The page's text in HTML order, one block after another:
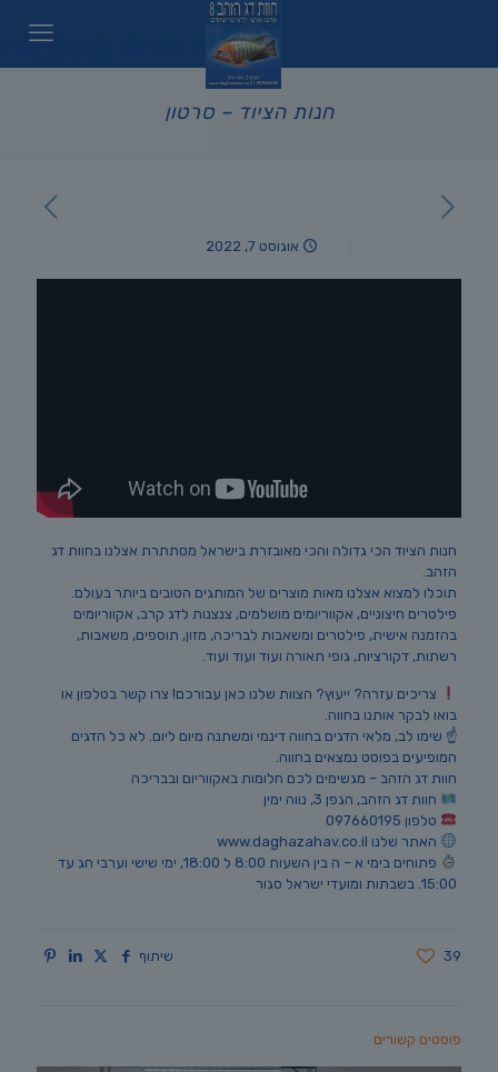
חנות הציוד – סרטון
אוגוסט 7, 2022
חנות הציוד הכי גדולה והכי מאובזרת בישראל מסתתרת אצלנו בחוות דג
הזהב.
תוכלו למצוא אצלנו מאות מוצרים של המותגים הטובים ביותר בעולם.
פילטרים חיצוניים, אקווריומים מושלמים, צנצנות לדג קרב, אקווריומים
בהזמנה אישית, פילטרים ומשאבות לבריכה, מזון, תוספים, משאבות,
רשתות, דקורציות, גופי תאורה ועוד ועוד ועוד.
צריכים עזרה? ייעוץ? הצוות שלנו כאן עבורכם! צרו קשר בטלפון או
בואו לבקר אותנו בחווה.
☝️ שימו לב, מלאי הדגים בחווה דינמי ומשתנה מיום ליום. לא כל הדגים
המופיעים בפוסט נמצאים בחווה.
חוות דג הזהב – מגשימים לכם חלומות באקווריום ובבריכה
חוות דג הזהב, הגפן 3, נווה ימין
טלפון 097660195
האתר שלנו www.daghazahav.co.il
פתוחים בימי א – ה בין השעות 8:00 ל 18:00, ימי שישי וערבי חג עד
15:00. בשבתות ומועדי ישראל סגור
שיתוף 39
פוסטים קשורים